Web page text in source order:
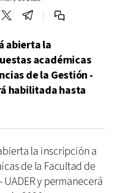
abierta la
académicas
de la Gestión -
habilitada hasta
la inscripción a
de la Facultad de
y permanecerá